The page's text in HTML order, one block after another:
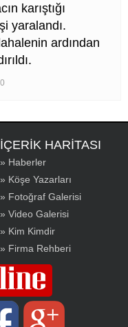
karıştığı
yaralandı.
ardından
0
İÇERİK HARİTASI
» Haberler
» Köşe Yazarları
» Fotoğraf Galerisi
» Video Galerisi
» Kim Kimdir
» Firma Rehberi